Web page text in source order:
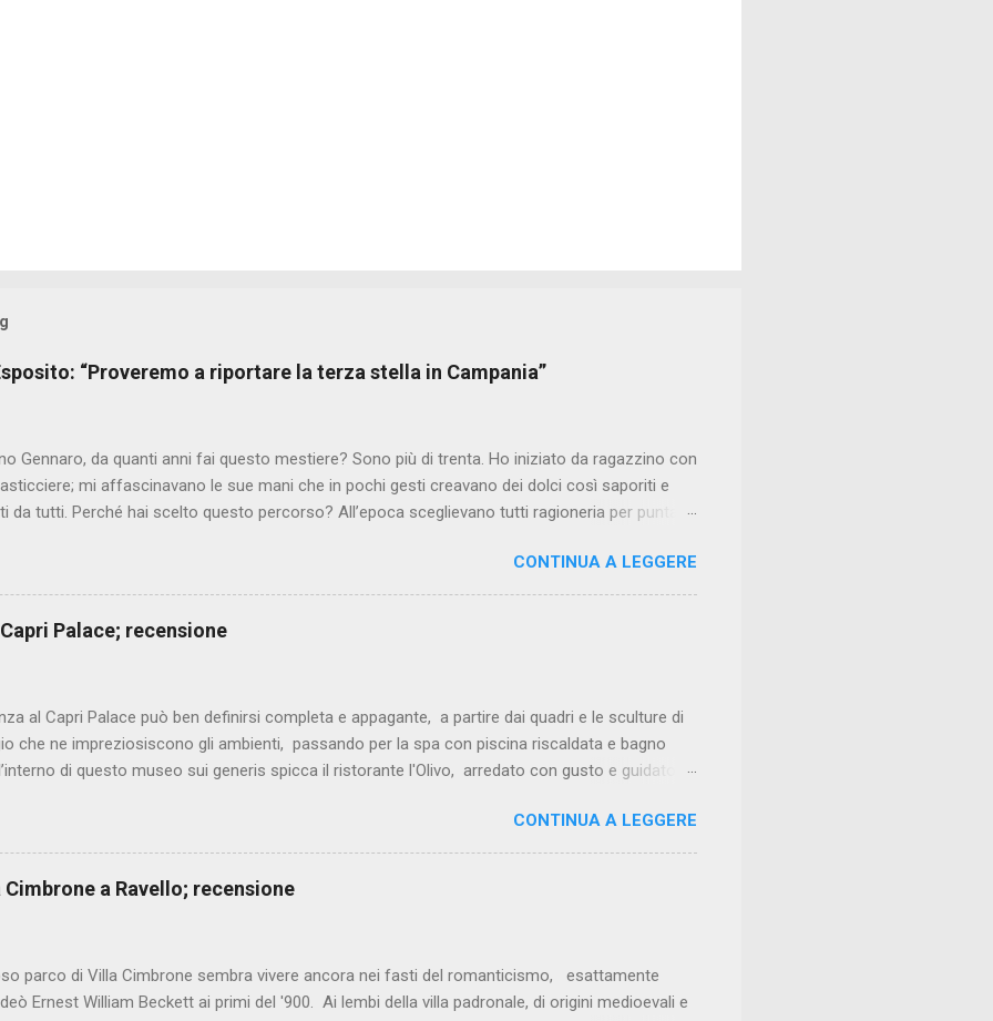
“Proveremo a riportare la terza stella in Campania”
Gennaro, da quanti anni fai questo mestiere? Sono più di trenta. Ho iniziato da ragazzino con
mi affascinavano le sue mani che in pochi gesti creavano dei dolci così saporiti e
da tutti. Perché hai scelto questo percorso? All’epoca sceglievano tutti ragioneria per puntare
con le sfide più ardite. Il cuoco in quegli anni era un lavoro poco stimato, ma era esattamente
cercavo, una vita non facile, per dimostrare il mio valore senza alcun tipo di scorciatoia. Il
dove hai lavorato? Si chiama Mustafà, a pochi metri da qui, dove ho iniziato preparando
di patate. Sono rimasto quattro anni in cui ho imparato tanto, fino ad arrivare al ruolo di sous
CONTINUA A LEGGERE
Palace; recensione
al Capri Palace può ben definirsi completa e appagante, a partire dai quadri e le sculture di
che ne impreziosiscono gli ambienti, passando per la spa con piscina riscaldata e bagno
di questo museo sui generis spicca il ristorante l'Olivo, arredato con gusto e guidato
Ottima partenza con il fantasioso mosaico di mare, elegante composizione di pesci e
marinati e cotti. I carciofi alla brace sono arricchiti da una salsa al prezzemolo e della
all’aglio, mentre il caviale di agrumi dona equilibrio con la giusta acidità. I tagliolini al limone con
rossi e asparagi di mare, coccolano palato e vista con estrema coerenza. I tortelli ai
CONTINUA A LEGGERE
a Ravello; recensione
parco di Villa Cimbrone sembra vivere ancora nei fasti del romanticismo, esattamente
Ernest William Beckett ai primi del '900. Ai lembi della villa padronale, di origini medioevali e